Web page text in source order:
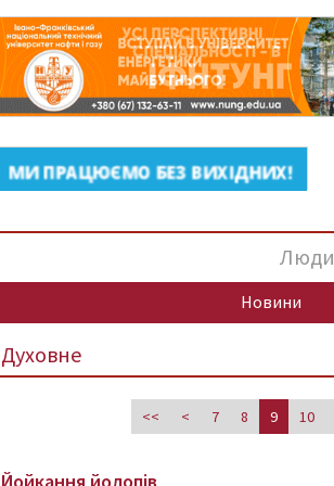
Люди
Новини
Духовне
<< < 7 8 9 10
Йойкання йолопів